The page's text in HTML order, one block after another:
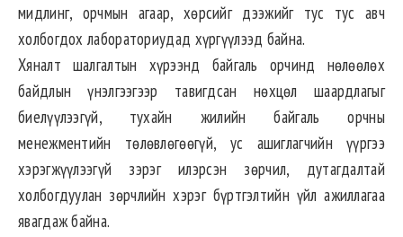
мидлинг, орчмын агаар, хөрсийг дээжийг тус тус авч
холбогдох лабораториудад хүргүүлээд байна.
Хяналт шалгалтын хүрээнд байгаль орчинд нөлөөлөх
байдлын үнэлгээгээр тавигдсан нөхцөл шаардлагыг
биелүүлээгүй, тухайн жилийн байгаль орчны
менежментийн төлөвлөгөөгүй, ус ашиглагчийн үүргээ
хэрэгжүүлээгүй зэрэг илэрсэн зөрчил, дутагдалтай
холбогдуулан зөрчлийн хэрэг бүртгэлтийн үйл ажиллагаа
явагдаж байна.